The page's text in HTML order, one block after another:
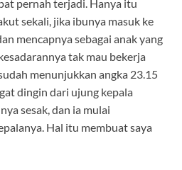
pernah terjadi. Hanya itu
sekali, jika ibunya masuk ke
mencapnya sebagai anak yang
tak mau bekerja
menunjukkan angka 23.15
dingin dari ujung kepala
sesak, dan ia mulai
Hal itu membuat saya